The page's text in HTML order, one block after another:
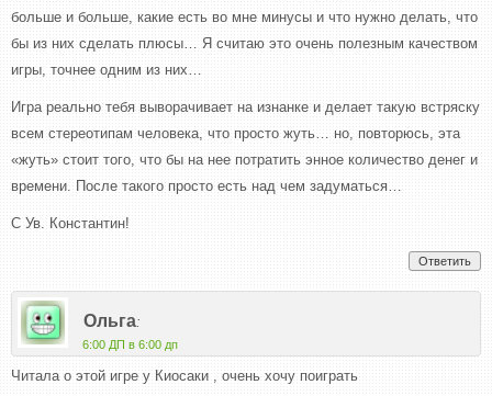
больше и больше, какие есть во мне минусы и что нужно делать, что
бы из них сделать плюсы… Я считаю это очень полезным качеством
игры, точнее одним из них…
Игра реально тебя выворачивает на изнанке и делает такую встряску
всем стереотипам человека, что просто жуть… но, повторюсь, эта
«жуть» стоит того, что бы на нее потратить энное количество денег и
времени. После такого просто есть над чем задуматься…
С Ув. Константин!
Ответить
Ольга:
6:00 ДП в 6:00 дп
Читала о этой игре у Киосаки , очень хочу поиграть